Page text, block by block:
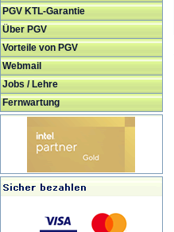
PGV KTL-Garantie
Über PGV
Vorteile von PGV
Webmail
Jobs / Lehre
Fernwartung